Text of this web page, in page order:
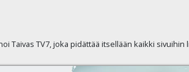
Taivas TV7, joka pidättää itsellään kaikki